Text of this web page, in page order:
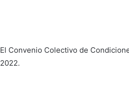
El Convenio Colectivo de
2022.